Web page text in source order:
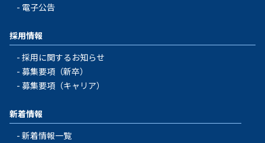
電子公告
採用情報
採用に関するお知らせ
募集要項（新卒）
募集要項（キャリア）
新着情報
新着情報一覧